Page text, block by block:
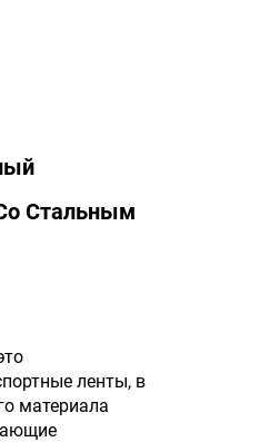
Стальным
ленты, в
материала